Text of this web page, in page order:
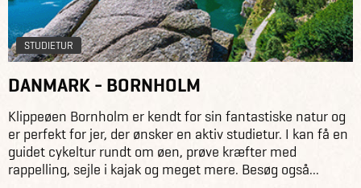
STUDIETUR
DANMARK - BORNHOLM
Klippeøen Bornholm er kendt for sin fantastiske natur og
er perfekt for jer, der ønsker en aktiv studietur. I kan få en
guidet cykeltur rundt om øen, prøve kræfter med
rappelling, sejle i kajak og meget mere. Besøg også...